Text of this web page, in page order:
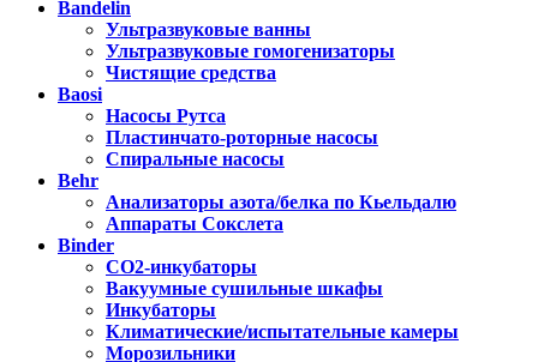
Bandelin
Ультразвуковые ванны
Ультразвуковые гомогенизаторы
Чистящие средства
Baosi
Насосы Рутса
Пластинчато-роторные насосы
Спиральные насосы
Behr
Анализаторы азота/белка по Кьельдалю
Аппараты Сокслета
Binder
CO2-инкубаторы
Вакуумные сушильные шкафы
Инкубаторы
Климатические/испытательные камеры
Морозильники